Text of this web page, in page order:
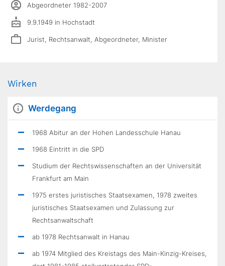
Abgeordneter 1982-2007
9.9.1949 in Hochstadt
Jurist, Rechtsanwalt, Abgeordneter, Minister
Wirken
Werdegang
1968 Abitur an der Hohen Landesschule Hanau
1968 Eintritt in die SPD
Studium der Rechtswissenschaften an der Universität
Frankfurt am Main
1975 erstes juristisches Staatsexamen, 1978 zweites
juristisches Staatsexamen und Zulassung zur
Rechtsanwaltschaft
ab 1978 Rechtsanwalt in Hanau
ab 1974 Mitglied des Kreistags des Main-Kinzig-Kreises,